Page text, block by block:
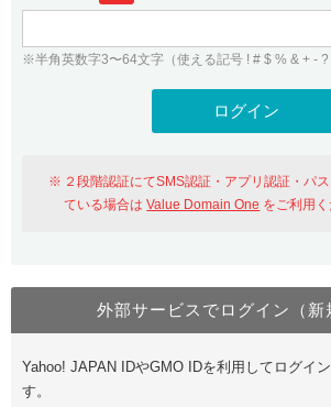
WHOIS検索
Value Domainにログイン
おすすめ One レンタルサーバーを含む最新
Value Domain Oneにログ
Value Domain Oneアカウン
※半角英数字3〜64文字（使える記号 ! # $ % & + - ? .
２段階認証にてSMS認証・アプリ認証・パ
ている場合はValue Domain One をご利用く
外部サービスでログイン（新
Yahoo! JAPAN IDやGMO IDを利用してログイ
す。